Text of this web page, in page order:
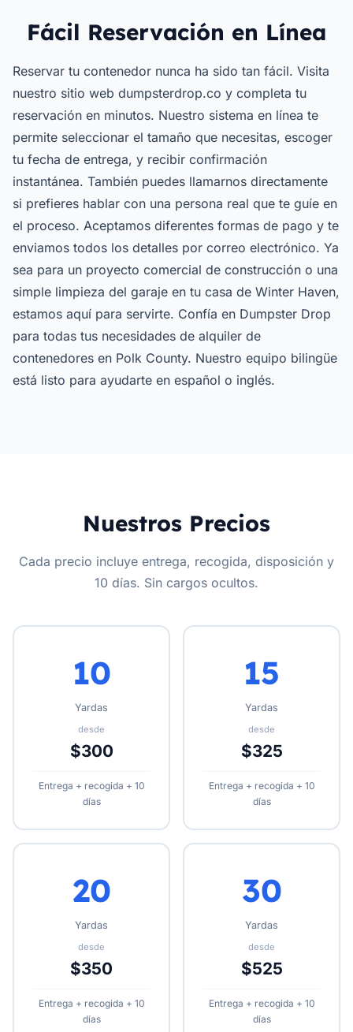
Fácil Reservación en Línea
Reservar tu contenedor nunca ha sido tan fácil. Visita
nuestro sitio web dumpsterdrop.co y completa tu
reservación en minutos. Nuestro sistema en línea te
permite seleccionar el tamaño que necesitas, escoger
tu fecha de entrega, y recibir confirmación
instantánea. También puedes llamarnos directamente
si prefieres hablar con una persona real que te guíe en
el proceso. Aceptamos diferentes formas de pago y te
enviamos todos los detalles por correo electrónico. Ya
sea para un proyecto comercial de construcción o una
simple limpieza del garaje en tu casa de Winter Haven,
estamos aquí para servirte. Confía en Dumpster Drop
para todas tus necesidades de alquiler de
contenedores en Polk County. Nuestro equipo bilingüe
está listo para ayudarte en español o inglés.
Nuestros Precios
Cada precio incluye entrega, recogida, disposición y
10 días. Sin cargos ocultos.
10
Yardas
desde
$300
Entrega + recogida + 10
días
15
Yardas
desde
$325
Entrega + recogida + 10
días
20
Yardas
desde
$350
Entrega + recogida + 10
días
30
Yardas
desde
$525
Entrega + recogida + 10
días